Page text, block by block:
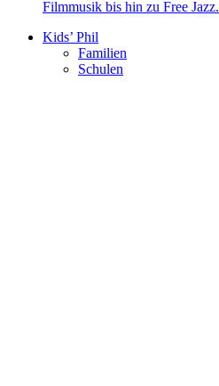
Filmmusik bis hin zu Free Jazz.
Kids’ Phil
Familien
Schulen